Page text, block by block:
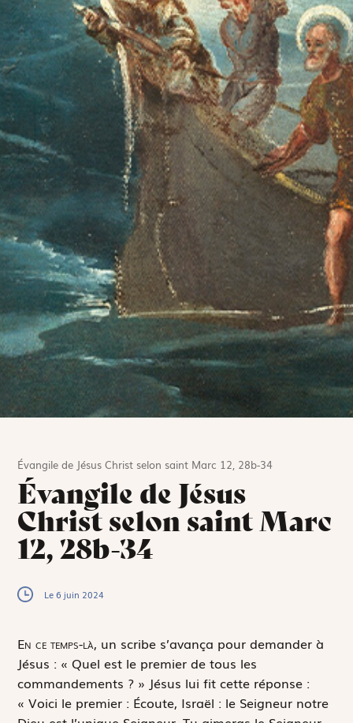
Évangile de Jésus Christ selon saint Marc 12, 28b-34
Évangile de Jésus
Christ selon saint Marc
12, 28b-34
Le 6 juin 2024
En ce temps-là, un scribe s’avança pour demander à
Jésus : « Quel est le premier de tous les
commandements ? » Jésus lui fit cette réponse :
« Voici le premier : Écoute, Israël : le Seigneur notre